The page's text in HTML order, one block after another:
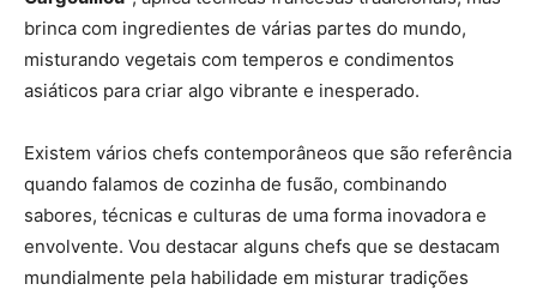
brinca com ingredientes de várias partes do mundo,
misturando vegetais com temperos e condimentos
asiáticos para criar algo vibrante e inesperado​.
Existem vários chefs contemporâneos que são referência
quando falamos de cozinha de fusão, combinando
sabores, técnicas e culturas de uma forma inovadora e
envolvente. Vou destacar alguns chefs que se destacam
mundialmente pela habilidade em misturar tradições